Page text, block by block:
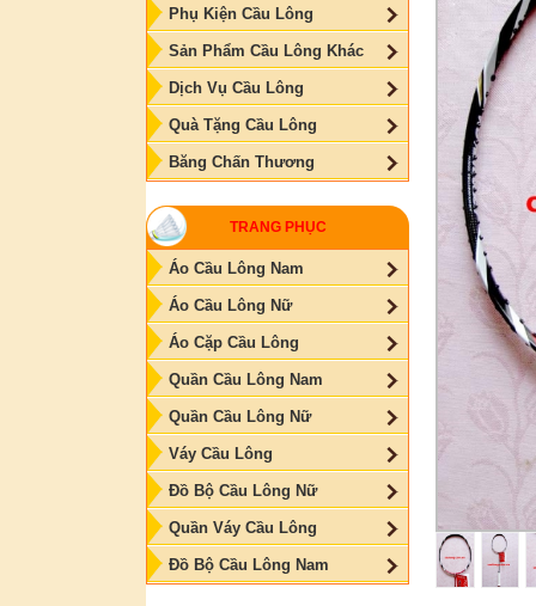
Phụ Kiện Cầu Lông
Sản Phẩm Cầu Lông Khác
Dịch Vụ Cầu Lông
Quà Tặng Cầu Lông
Băng Chấn Thương
TRANG PHỤC
Áo Cầu Lông Nam
Áo Cầu Lông Nữ
Áo Cặp Cầu Lông
Quần Cầu Lông Nam
Quần Cầu Lông Nữ
Váy Cầu Lông
Đồ Bộ Cầu Lông Nữ
Quần Váy Cầu Lông
Đồ Bộ Cầu Lông Nam